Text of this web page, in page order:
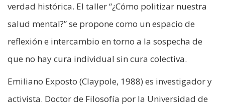
verdad histórica. El taller “¿Cómo politizar nuestra
salud mental?” se propone como un espacio de
reflexión e intercambio en torno a la sospecha de
que no hay cura individual sin cura colectiva.
Emiliano Exposto (Claypole, 1988) es investigador y
activista. Doctor de Filosofía por la Universidad de